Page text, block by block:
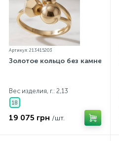
Артикул: 213415203
Золотое кольцо без камней
Вес изделия, г.: 2,13
18
19 075 грн /шт.